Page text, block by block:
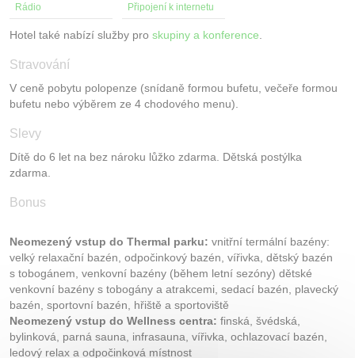
Rádio Připojení k internetu
Hotel také nabízí služby pro skupiny a konference.
Stravování
V ceně pobytu polopenze (snídaně formou bufetu, večeře formou
bufetu nebo výběrem ze 4 chodového menu).
Slevy
Dítě do 6 let na bez nároku lůžko zdarma. Dětská postýlka
zdarma.
Bonus
Neomezený vstup do Thermal parku: vnitřní termální bazény:
velký relaxační bazén, odpočinkový bazén, vířivka, dětský bazén
s tobogánem, venkovní bazény (během letní sezóny) dětské
venkovní bazény s tobogány a atrakcemi, sedací bazén, plavecký
bazén, sportovní bazén, hřiště a sportoviště
Neomezený vstup do Wellness centra: finská, švédská,
bylinková, parná sauna, infrasauna, vířivka, ochlazovací bazén,
ledový relax a odpočinková místnost